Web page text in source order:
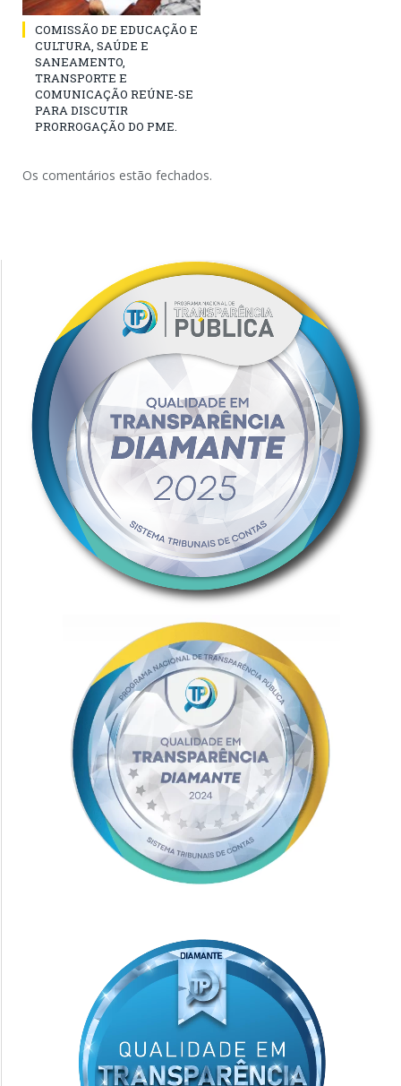
COMISSÃO DE EDUCAÇÃO E
CULTURA, SAÚDE E
SANEAMENTO,
TRANSPORTE E
COMUNICAÇÃO REÚNE-SE
PARA DISCUTIR
PRORROGAÇÃO DO PME.
Os comentários estão fechados.